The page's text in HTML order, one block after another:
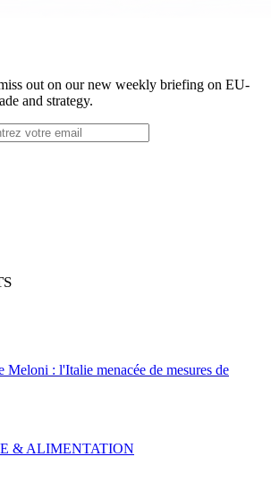
out on our new weekly briefing on EU-
and strategy.
Meloni : l'Italie menacée de mesures de
& ALIMENTATION